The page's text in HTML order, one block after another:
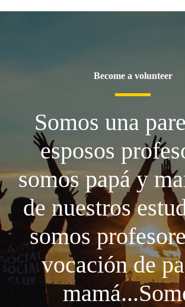
Become a volunteer
Somos una
esposos
somos papá y
de nuestros
somos
vocación de